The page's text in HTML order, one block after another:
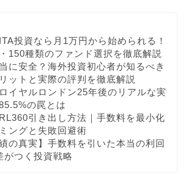
投資なら月1万円から始められる！
150種類のファンド選択を徹底解説
に安全？海外投資初心者が知るべき
ットと実際の評判を徹底解説
イヤルロンドン25年後のリアルな実
の罠とは
引き出し方法｜手数料を最小化
ングと失敗回避術
の真実】手数料を引いた本当の利回
がつく投資戦略